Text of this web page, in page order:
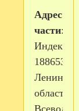
Адрес
части:
Индекс
188653
область,